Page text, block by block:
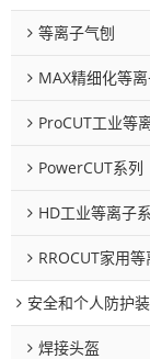
等离子气刨
MAX精细化等
ProCUT工业等
PowerCUT系列
HD工业等离子
RROCUT家用
安全和个人防护
焊接头盔